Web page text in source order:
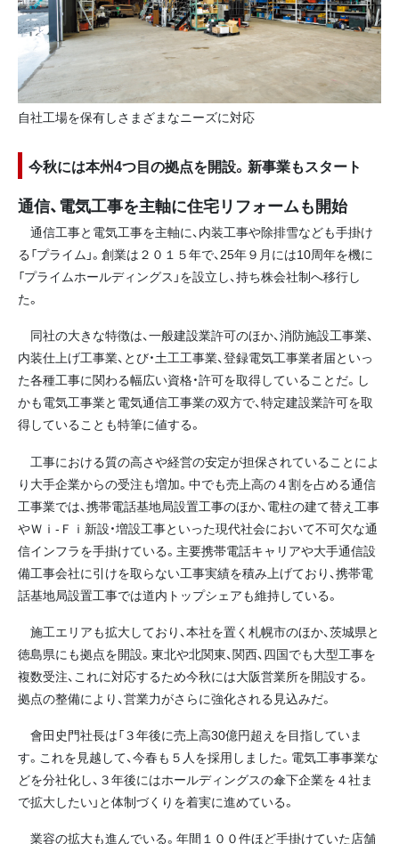
自社工場を保有しさまざまなニーズに対応
今秋には本州4つ目の拠点を開設。新事業もスタート
通信、電気工事を主軸に住宅リフォームも開始
通信工事と電気工事を主軸に、内装工事や除排雪なども手掛け
る「プライム」。創業は２０１５年で、25年９月には10周年を機に
「プライムホールディングス」を設立し、持ち株会社制へ移行し
た。
同社の大きな特徴は、一般建設業許可のほか、消防施設工事業、
内装仕上げ工事業、とび・土工工事業、登録電気工事業者届といっ
た各種工事に関わる幅広い資格・許可を取得していることだ。し
かも電気工事業と電気通信工事業の双方で、特定建設業許可を取
得していることも特筆に値する。
工事における質の高さや経営の安定が担保されていることによ
り大手企業からの受注も増加。中でも売上高の４割を占める通信
工事業では、携帯電話基地局設置工事のほか、電柱の建て替え工事
やＷｉ‐Ｆｉ新設・増設工事といった現代社会において不可欠な通
信インフラを手掛けている。主要携帯電話キャリアや大手通信設
備工事会社に引けを取らない工事実績を積み上げており、携帯電
話基地局設置工事では道内トップシェアも維持している。
施工エリアも拡大しており、本社を置く札幌市のほか、茨城県と
徳島県にも拠点を開設。東北や北関東、関西、四国でも大型工事を
複数受注、これに対応するため今秋には大阪営業所を開設する。
拠点の整備により、営業力がさらに強化される見込みだ。
會田史門社長は「３年後に売上高30億円超えを目指していま
す。これを見越して、今春も５人を採用しました。電気工事事業な
どを分社化し、３年後にはホールディングスの傘下企業を４社ま
で拡大したい」と体制づくりを着実に進めている。
業容の拡大も進んでいる。年間１００件ほど手掛けていた店舗